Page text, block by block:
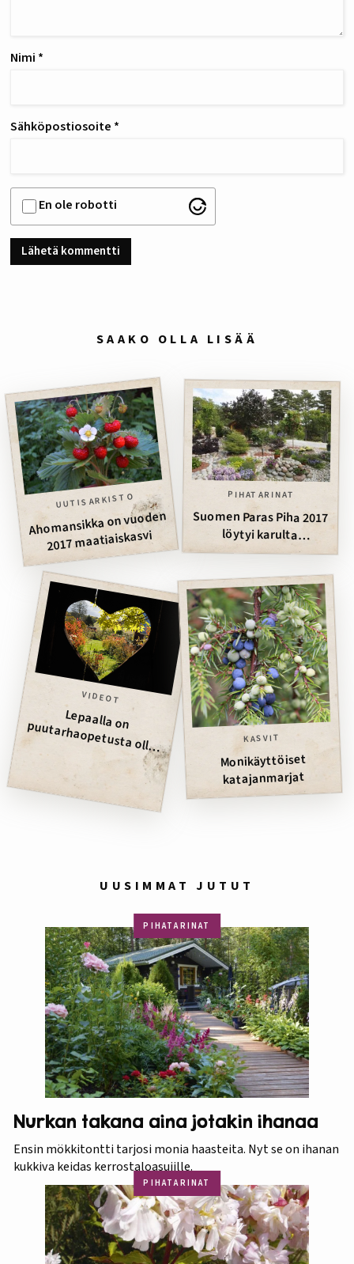
Nimi *
Sähköpostiosoite *
En ole robotti
SAAKO OLLA LISÄÄ
UUTISARKISTO
Ahomansikka on vuoden
2017 maatiaiskasvi
PIHATARINAT
Suomen Paras Piha 2017
löytyi karulta
kalliosaarelta
VIDEOT
Lepaalla on puutarhaopetusta ollut jo 100 vuotta
KASVIT
Monikäyttöiset
katajanmarjat
UUSIMMAT JUTUT
PIHATARINAT
Nurkan takana aina jotakin ihanaa
Ensin mökkitontti tarjosi monia haasteita. Nyt se on ihanan
kukkiva keidas kerrostaloasujille.
PIHATARINAT